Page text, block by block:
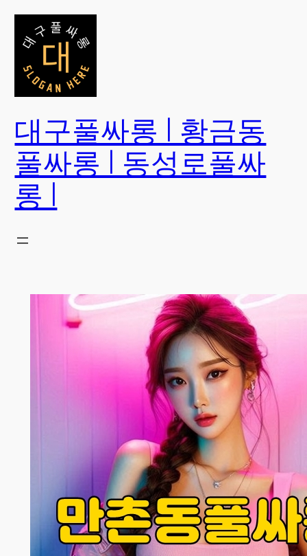
콘
가
기대구풀싸롱 | 황금동
풀싸롱 | 동성로풀싸
롱 |